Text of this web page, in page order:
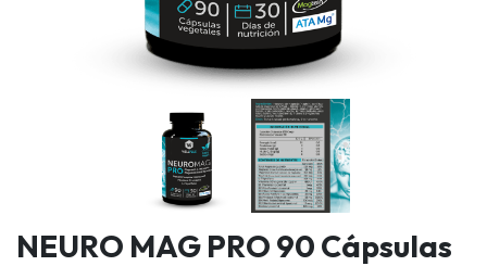
NEURO MAG PRO 90 Cápsulas